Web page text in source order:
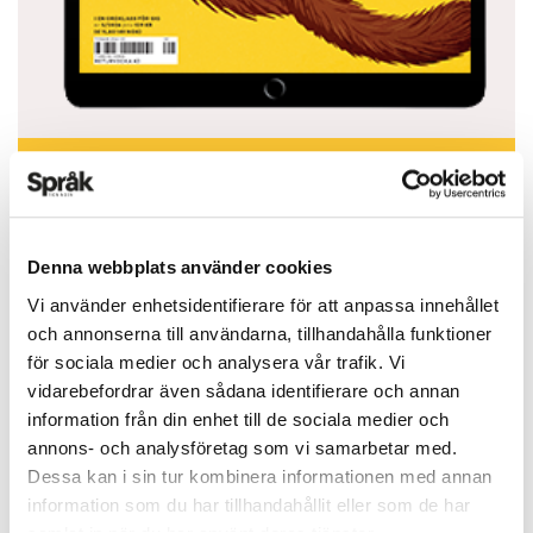
Denna webbplats använder cookies
Vi använder enhetsidentifierare för att anpassa innehållet
och annonserna till användarna, tillhandahålla funktioner
för sociala medier och analysera vår trafik. Vi
vidarebefordrar även sådana identifierare och annan
information från din enhet till de sociala medier och
annons- och analysföretag som vi samarbetar med.
Dessa kan i sin tur kombinera informationen med annan
information som du har tillhandahållit eller som de har
mobiltelefon eller surfplatta? Ladda ned appen
från App Store eller Google Play.
ARTIKLAR OKATEGORISERADE